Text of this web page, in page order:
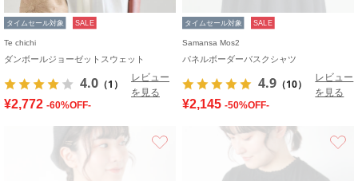
タイムセール対象 SALE
Te chichi
ダンボールジョーゼットスウェット
4.0 （1）
レビュー
を見る
¥2,772 -60%OFF-
タイムセール対象 SALE
Samansa Mos2
パネルボーダーバスクシャツ
4.9 （10）
レビュー
を見る
¥2,145 -50%OFF-
お気に入り